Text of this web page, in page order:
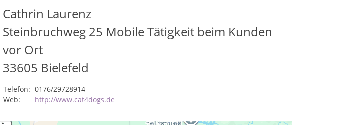
Cathrin Laurenz
Steinbruchweg 25 Mobile Tätigkeit beim Kunden
vor Ort
33605 Bielefeld
Telefon: 0176/29728914
Web:
http://www.cat4dogs.de